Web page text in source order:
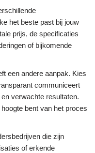
het beste past bij jouw
prijs, de specificaties
of bijkomende
een andere aanpak. Kies
communiceert
verwachte resultaten.
bent van het proces
die zijn
of erkende